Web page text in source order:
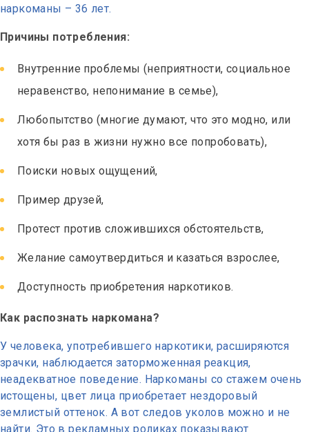
наркоманы – 36 лет.
Причины потребления:
Внутренние проблемы (неприятности, социальное
неравенство, непонимание в семье),
Любопытство (многие думают, что это модно, или
хотя бы раз в жизни нужно все попробовать),
Поиски новых ощущений,
Пример друзей,
Протест против сложившихся обстоятельств,
Желание самоутвердиться и казаться взрослее,
Доступность приобретения наркотиков.
Как распознать наркомана?
У человека, употребившего наркотики, расширяются
зрачки, наблюдается заторможенная реакция,
неадекватное поведение. Наркоманы со стажем очень
истощены, цвет лица приобретает нездоровый
землистый оттенок. А вот следов уколов можно и не
найти. Это в рекламных роликах показывают